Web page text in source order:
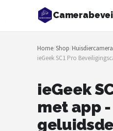
Zoeken
NAVIGATIE
Merken
Home/Shop/
ieGeek SC1 Pro
ieGeek
met app